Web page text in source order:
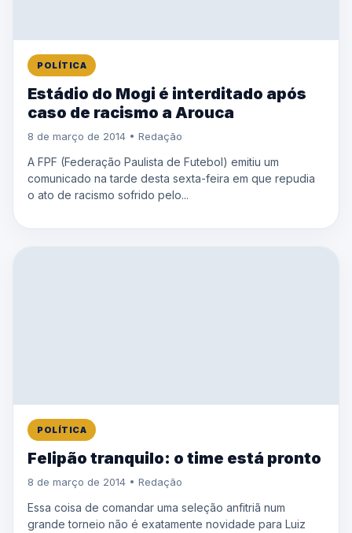
POLÍTICA
Estádio do Mogi é interditado após
caso de racismo a Arouca
8 de março de 2014 • Redação
A FPF (Federação Paulista de Futebol) emitiu um
comunicado na tarde desta sexta-feira em que repudia
o ato de racismo sofrido pelo...
POLÍTICA
Felipão tranquilo: o time está pronto
8 de março de 2014 • Redação
Essa coisa de comandar uma seleção anfitriã num
grande torneio não é exatamente novidade para Luiz